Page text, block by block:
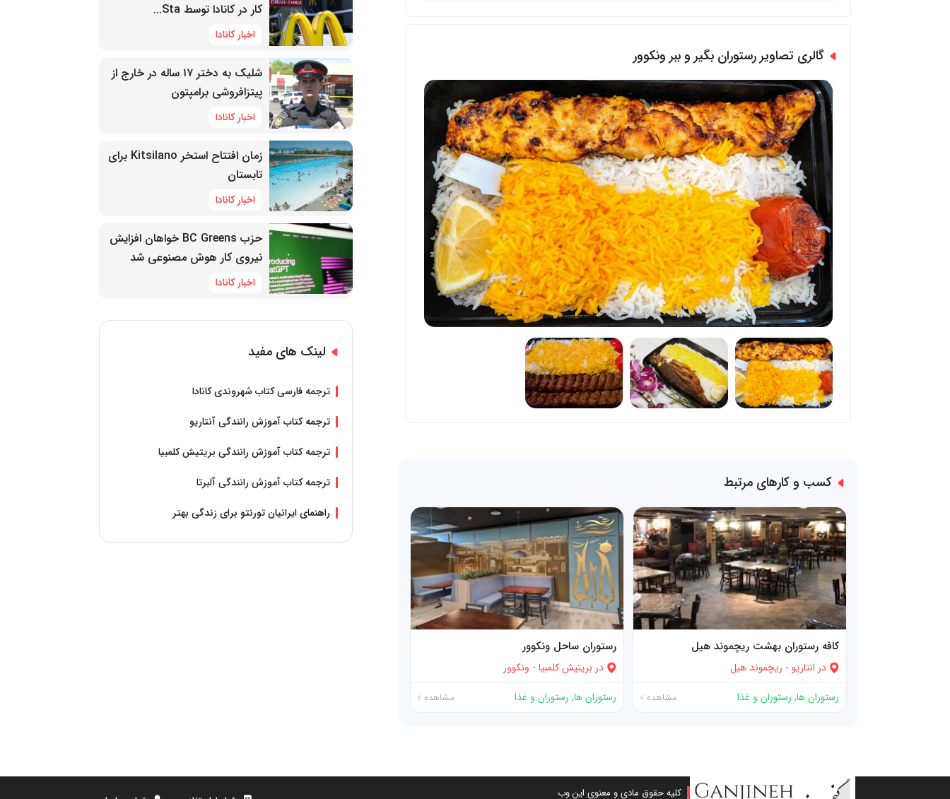
گالری تصاویر رستوران بگیر و ببر ونکوور
کسب و کارهای مرتبط
کافه رستوران بهشت ریچموند هیل
در انتاریو - ریچموند هیل
رستوران ها, رستوران و غذا مشاهده
رستوران ساحل ونکوور
در بریتیش کلمبیا - ونکوور
رستوران ها, رستوران و غذا مشاهده
کار در کانادا توسط Sta...
اخبار کانادا
شلیک به دختر ۱۷ ساله در خارج از
پیتزافروشی برامپتون
اخبار کانادا
زمان افتتاح استخر Kitsilano برای
تابستان
اخبار کانادا
حزب BC Greens خواهان افزایش
نیروی کار هوش مصنوعی شد
اخبار کانادا
لینک های مفید
ترجمه فارسی کتاب شهروندی کانادا
ترجمه کتاب آموزش رانندگی آنتاریو
ترجمه کتاب آموزش رانندگی بریتیش کلمبیا
ترجمه کتاب آموزش رانندگی آلبرتا
راهنمای ایرانیان تورنتو برای زندگی بهتر
کلیه حقوق مادی و معنوی این وب